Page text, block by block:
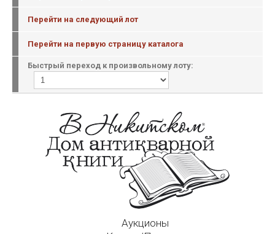
Перейти на следующий лот
Перейти на первую страницу каталога
Быстрый переход к произвольному лоту:
Аукционы